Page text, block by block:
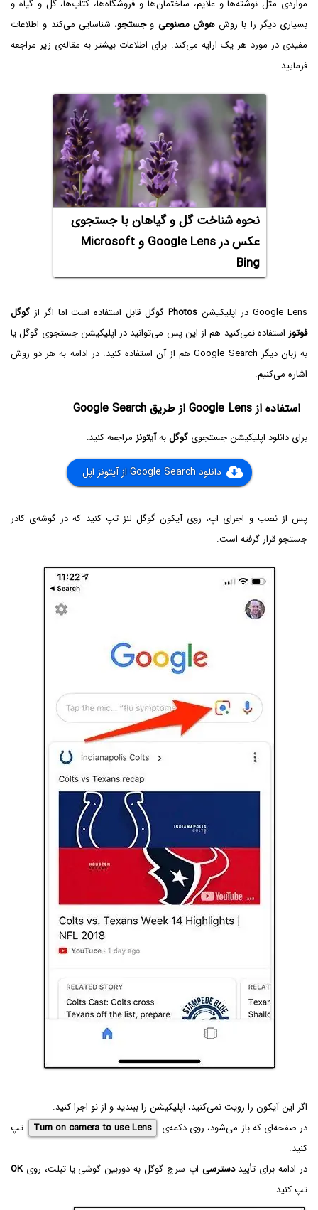
مواردی مثل نوشته‌ها و علایم، ساختمان‌ها و فروشگاه‌ها، کتاب‌ها، گل و گیاه و
بسیاری دیگر را با روشهوش مصنوعی وجستجو، شناسایی می‌کند و اطلاعات
مفیدی در مورد هر یک ارایه می‌کند. برای اطلاعات بیشتر به مقاله‌ی زیر مراجعه
فرمایید:
نحوه شناخت گل و گیاهان با جستجوی
عکس در Google Lens و Microsoft
Bing
Google Lens در اپلیکیشن Photos گوگل قابل استفاده است اما اگر ازگوگل
فوتوز استفاده نمی‌کنید هم از این پس می‌توانید در اپلیکیشن جستجوی گوگل یا
به زبان دیگر Google Search‌ هم از آن استفاده کنید. در ادامه به هر دو روش
اشاره می‌کنیم.
استفاده از Google Lens از طریق Google Search
برای دانلود اپلیکیشن جستجویگوگلبهآیتونز مراجعه کنید:
دانلود Google Search از آیتونز اپل
پس از نصب و اجرای اپ، روی آیکون گوگل لنز تپ کنید که در گوشه‌ی کادر
جستجو قرار گرفته است.
اگر این آیکون را رویت نمی‌کنید، اپلیکیشن را ببندید و از نو اجرا کنید.
در صفحه‌ای که باز می‌شود، روی دکمه‌ی
Turn on camera to use Lens
تپ
کنید.
در ادامه برای تأییددسترسی اپ سرچ گوگل به دوربین گوشی یا تبلت، رویOK
تپ کنید.